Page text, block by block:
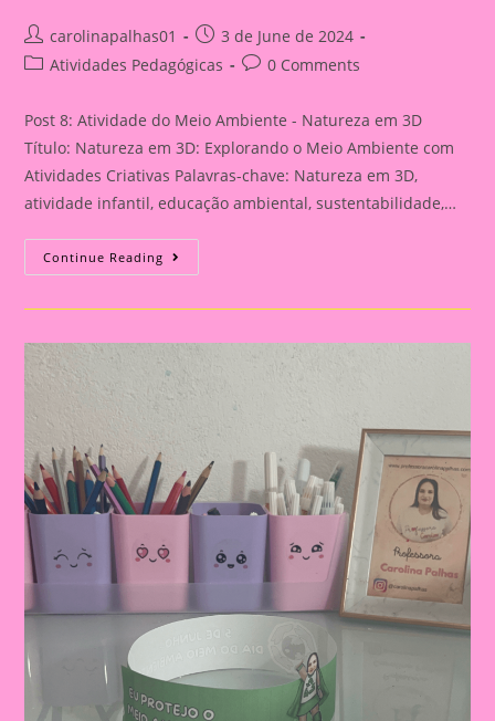
Post
author:
carolinapalhas01
Post
published:
3 de June de 2024
PostAtividades Pedagógicas
Post0 Comments
Post 8: Atividade do Meio Ambiente - Natureza em 3D
Título: Natureza em 3D: Explorando o Meio Ambiente com
Atividades Criativas Palavras-chave: Natureza em 3D,
atividade infantil, educação ambiental, sustentabilidade,…
Continue Reading Atividade
Do
Ambiente
Em
3D